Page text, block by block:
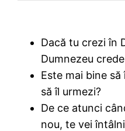
Dacă tu crezi în
Dumnezeu
Este mai bine
să îl urmezi?
De ce atunci
nou, te vei